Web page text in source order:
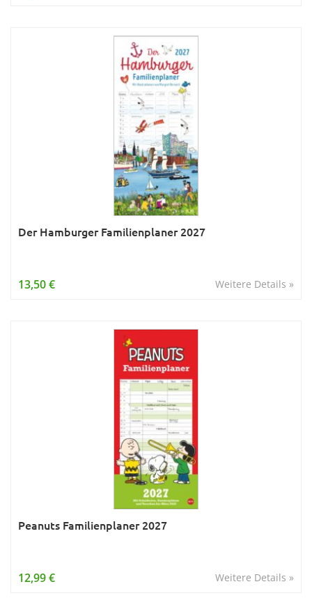
Der Hamburger Familienplaner 2027
Weitere Details »
13,50 €
Peanuts Familienplaner 2027
Weitere Details »
12,99 €